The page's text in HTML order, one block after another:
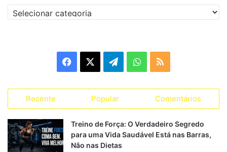
a
e
b
e
g
W
t
S
Recente Popular Comentários
Treino de Força: O Verdadeiro Segredo
para uma Vida Saudável Está nas Barras,
Não nas Dietas